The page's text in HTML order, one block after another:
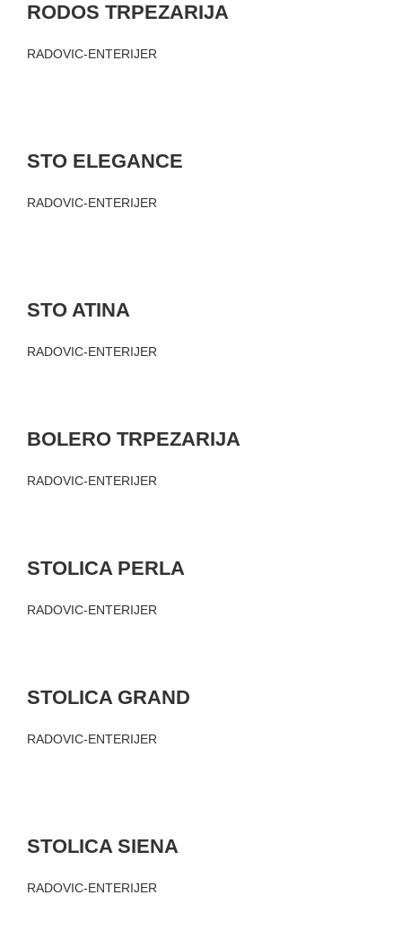
RODOS TRPEZARIJA
RADOVIC-ENTERIJER
STO ELEGANCE
RADOVIC-ENTERIJER
STO ATINA
RADOVIC-ENTERIJER
BOLERO TRPEZARIJA
RADOVIC-ENTERIJER
STOLICA PERLA
RADOVIC-ENTERIJER
STOLICA GRAND
RADOVIC-ENTERIJER
STOLICA SIENA
RADOVIC-ENTERIJER